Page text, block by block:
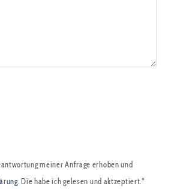
meiner Anfrage erhoben und
. Die habe ich gelesen und aktzeptiert.*